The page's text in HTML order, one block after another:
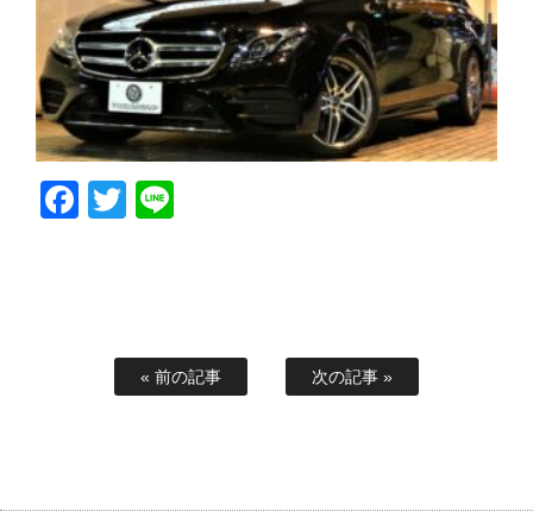
Facebook
Twitter
« 前の記事 次の記事 »